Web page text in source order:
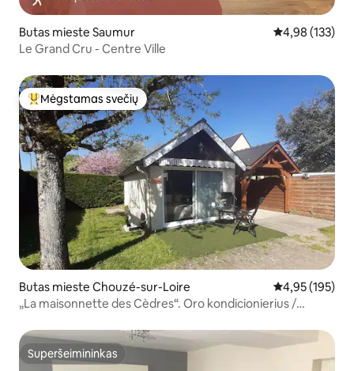
Butas mieste Saumur Vidutinis
4,98 (133)
Le Grand Cru - Centre Ville
Svečių mėgstamiausias
Mėgstamas svečių
Butas mieste Chouzé-sur-Loire Vidutinis
4,95 (195)
„La maisonnette des Cèdres“. Oro kondicionierius /
Superšeimininkas
Superšeimininkas